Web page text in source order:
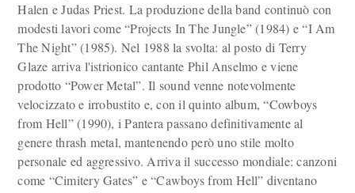
Halen e Judas Priest. La produzione della band continuò con
modesti lavori come “Projects In The Jungle” (1984) e “I Am
The Night” (1985). Nel 1988 la svolta: al posto di Terry
Glaze arriva l'istrionico cantante Phil Anselmo e viene
prodotto “Power Metal”. Il sound venne notevolmente
velocizzato e irrobustito e, con il quinto album, “Cowboys
from Hell” (1990), i Pantera passano definitivamente al
genere thrash metal, mantenendo però uno stile molto
personale ed aggressivo. Arriva il successo mondiale: canzoni
come “Cimitery Gates” e “Cawboys from Hell” diventano